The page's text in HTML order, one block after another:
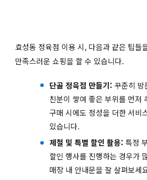
효성동 정육점 이용 시, 다음과 같은 팁들
만족스러운 쇼핑을 할 수 있습니다.
단골 정육점 만들기: 꾸준히 방
친분이 쌓여 좋은 부위를 먼저
구매 시에도 정성을 더한 서비
있습니다.
제철 및 특별 할인 활용: 특정
할인 행사를 진행하는 경우가
매장 내 안내문을 잘 살펴보세